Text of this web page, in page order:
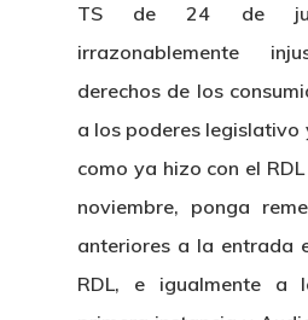
TS de 24 de
irrazonablemente
derechos de los
a los poderes legislativo
como ya hizo con el
noviembre, ponga
anteriores a la entrada
RDL, e igualmente a